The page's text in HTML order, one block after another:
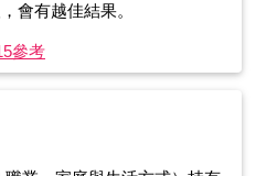
會有越佳結果。
參考